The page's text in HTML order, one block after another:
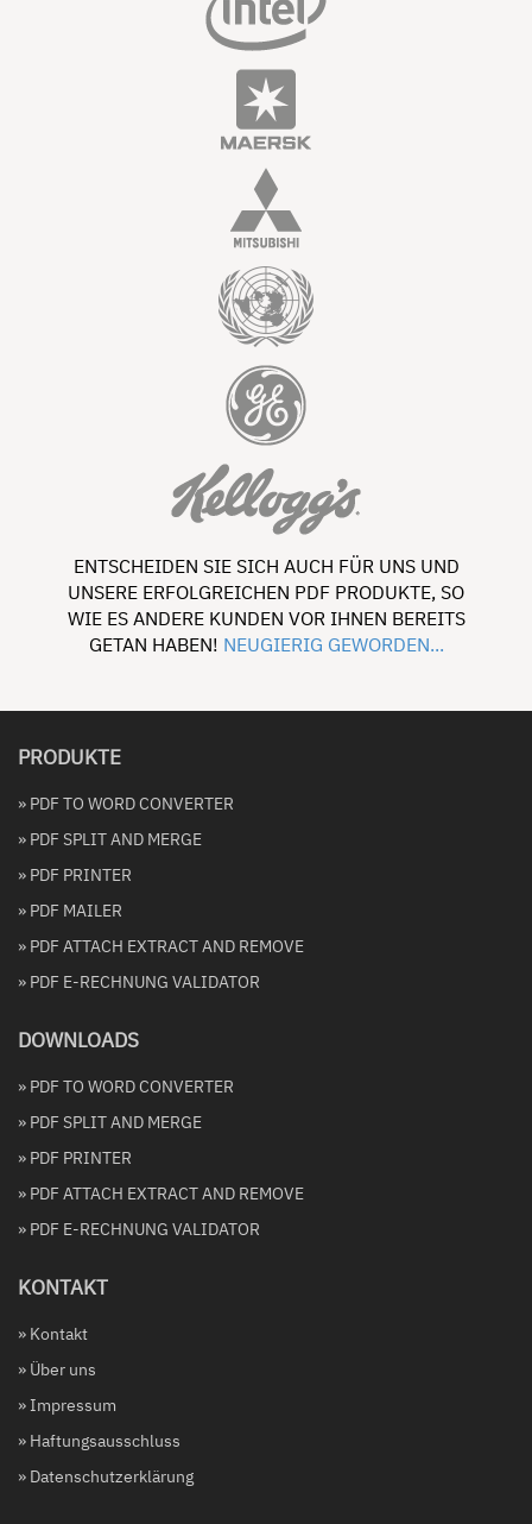
ENTSCHEIDEN SIE SICH AUCH FÜR UNS UND
UNSERE ERFOLGREICHEN PDF PRODUKTE, SO
WIE ES ANDERE KUNDEN VOR IHNEN BEREITS
GETAN HABEN! NEUGIERIG GEWORDEN...
PRODUKTE
» PDF TO WORD CONVERTER
» PDF SPLIT AND MERGE
» PDF PRINTER
» PDF MAILER
» PDF ATTACH EXTRACT AND REMOVE
» PDF E-RECHNUNG VALIDATOR
DOWNLOADS
» PDF TO WORD CONVERTER
» PDF SPLIT AND MERGE
» PDF PRINTER
» PDF ATTACH EXTRACT AND REMOVE
» PDF E-RECHNUNG VALIDATOR
KONTAKT
» Kontakt
» Über uns
» Impressum
» Haftungsausschluss
» Datenschutzerklärung